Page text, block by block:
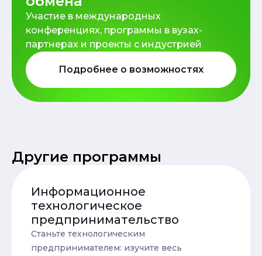
Участие в международных
конференциях, программы в вузах-
партнерах и проекты с индустрией
Подробнее о возможностях
Другие программы
Информационное
технологическое
предпринимательство
Станьте технологическим
предпринимателем: изучите весь